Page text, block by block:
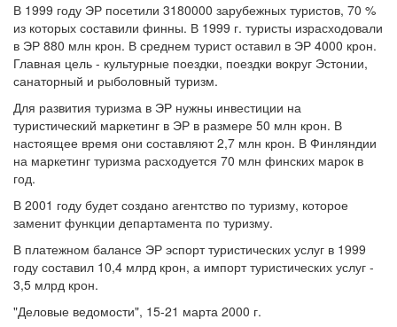
В 1999 году ЭР посетили 3180000 зарубежных туристов, 70 %
из которых составили финны. В 1999 г. туристы израсходовали
в ЭР 880 млн крон. В среднем турист оставил в ЭР 4000 крон.
Главная цель - культурные поездки, поездки вокруг Эстонии,
санаторный и рыболовный туризм.
Для развития туризма в ЭР нужны инвестиции на
туристический маркетинг в ЭР в размере 50 млн крон. В
настоящее время они составляют 2,7 млн крон. В Финляндии
на маркетинг туризма расходуется 70 млн финских марок в
год.
В 2001 году будет создано агентство по туризму, которое
заменит функции департамента по туризму.
В платежном балансе ЭР эспорт туристических услуг в 1999
году составил 10,4 млрд крон, а импорт туристических услуг -
3,5 млрд крон.
"Деловые ведомости", 15-21 марта 2000 г.